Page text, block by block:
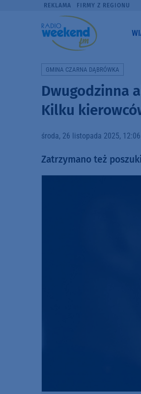
REKLAMA FIRMY Z REGIONU
GMINA CZARNA DĄBRÓWKA
Dwugodzinna
Kilku
środa, 26 listopada 2025, 12:06
Zatrzymano też